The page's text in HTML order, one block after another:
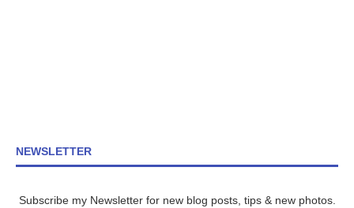
NEWSLETTER
Subscribe my Newsletter for new blog posts, tips & new photos.